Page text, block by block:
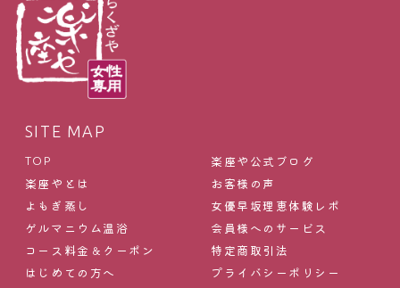
SITE MAP
TOP
楽座やとは
よもぎ蒸し
ゲルマニウム温浴
コース料金＆クーポン
はじめての方へ
楽座や公式ブログ
お客様の声
女優早坂理恵体験レポ
会員様へのサービス
特定商取引法
プライバシーポリシー